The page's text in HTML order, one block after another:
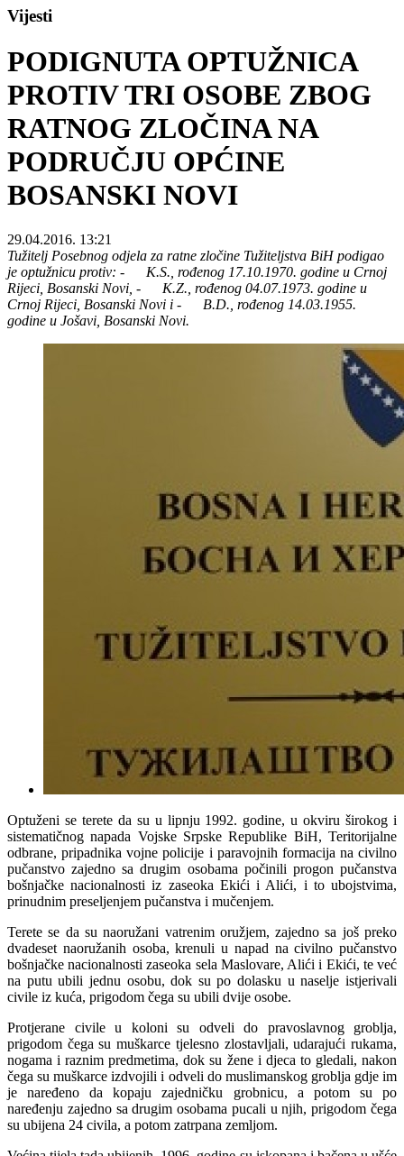
Vijesti
PODIGNUTA OPTUŽNICA
PROTIV TRI OSOBE ZBOG
RATNOG ZLOČINA NA
PODRUČJU OPĆINE
BOSANSKI NOVI
29.04.2016. 13:21
Tužitelj Posebnog odjela za ratne zločine Tužiteljstva BiH podigao
je optužnicu protiv: - K.S., rođenog 17.10.1970. godine u Crnoj
Rijeci, Bosanski Novi, - K.Z., rođenog 04.07.1973. godine u
Crnoj Rijeci, Bosanski Novi i - B.D., rođenog 14.03.1955.
godine u Jošavi, Bosanski Novi.
Optuženi se terete da su u lipnju 1992. godine, u okviru širokog i
sistematičnog napada Vojske Srpske Republike BiH, Teritorijalne
odbrane, pripadnika vojne policije i paravojnih formacija na civilno
pučanstvo zajedno sa drugim osobama počinili progon pučanstva
bošnjačke nacionalnosti iz zaseoka Ekići i Alići, i to ubojstvima,
prinudnim preseljenjem pučanstva i mučenjem.
Terete se da su naoružani vatrenim oružjem, zajedno sa još preko
dvadeset naoružanih osoba, krenuli u napad na civilno pučanstvo
bošnjačke nacionalnosti zaseoka sela Maslovare, Alići i Ekići, te već
na putu ubili jednu osobu, dok su po dolasku u naselje istjerivali
civile iz kuća, prigodom čega su ubili dvije osobe.
Protjerane civile u koloni su odveli do pravoslavnog groblja,
prigodom čega su muškarce tjelesno zlostavljali, udarajući rukama,
nogama i raznim predmetima, dok su žene i djeca to gledali, nakon
čega su muškarce izdvojili i odveli do muslimanskog groblja gdje im
je naređeno da kopaju zajedničku grobnicu, a potom su po
naređenju zajedno sa drugim osobama pucali u njih, prigodom čega
su ubijena 24 civila, a potom zatrpana zemljom.